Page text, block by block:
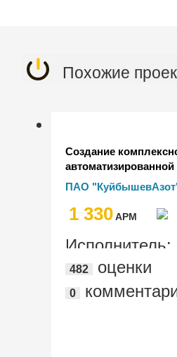
Похожие
Создание
системы на базе
отраслевых
подсистем 2-й
ПАО
1 330AРМ
Исполнитель:
"Бест", "1С:Апрель
"Информационные
482 оценки
0